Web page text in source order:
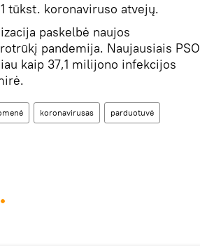
tūkst. koronaviruso atvejų.
paskelbė naujos
pandemija. Naujausiais PSO
kaip 37,1 milijono infekcijos
koronavirusas parduotuvė